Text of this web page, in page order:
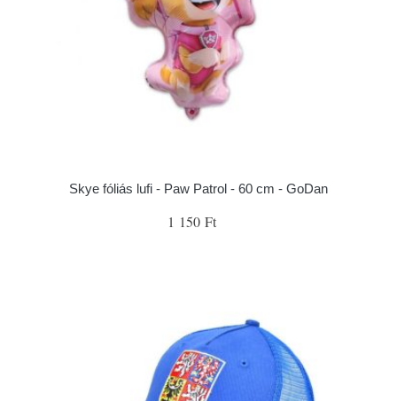
Skye fóliás lufi - Paw Patrol - 60 cm - GoDan
1 150 Ft